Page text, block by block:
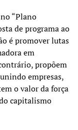
“Plano
de programa ao
é promover lutas
em
propõem
empresas,
o valor da força
capitalismo